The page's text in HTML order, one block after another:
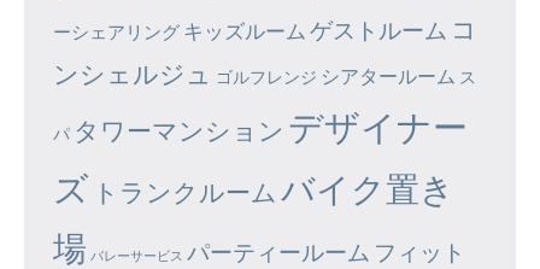
ーシェアリング キッズルーム ゲストルーム コ
ンシェルジュ
ゴルフレンジ シアタールーム ス
パ タワーマンション デザイナー
ズ トランクルーム バイク置き
場 バレーサービス パーティールーム フィット